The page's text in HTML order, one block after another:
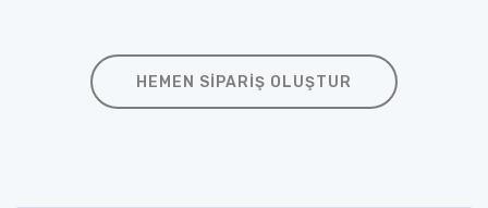
HEMEN SIPARIŞ OLUŞTUR